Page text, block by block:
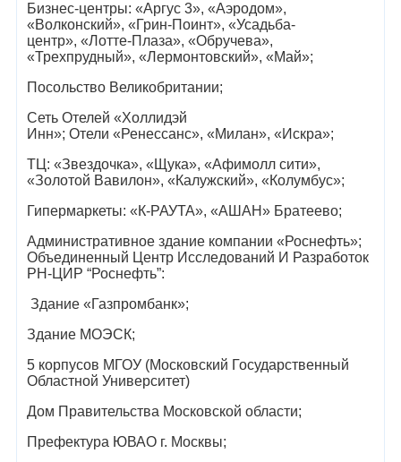
Бизнес-центры: «Аргус 3», «Аэродом»,
«Волконский», «Грин-Поинт», «Усадьба-
центр», «Лотте-Плаза», «Обручева»,
«Трехпрудный», «Лермонтовский», «Май»;
Посольство Великобритании;
Сеть Отелей «Холлидэй
Инн»; Отели «Ренессанс», «Милан», «Искра»;
ТЦ: «Звездочка», «Щука», «Афимолл сити»,
«Золотой Вавилон», «Калужский», «Колумбус»;
Гипермаркеты: «К-РАУТА», «АШАН» Братеево;
Административное здание компании «Роснефть»;
Объединенный Центр Исследований И Разработок
РН-ЦИР “Роснефть”:
Здание «Газпромбанк»;
Здание МОЭСК;
5 корпусов МГОУ (Московский Государственный
Областной Университет)
Дом Правительства Московской области;
Префектура ЮВАО г. Москвы;